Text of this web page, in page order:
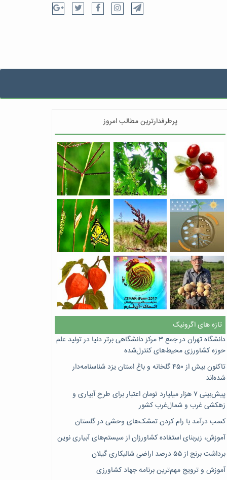
پرطرفدارترین مطالب امروز
تازه های اگرونیک
دانشگاه تهران در جمع ۳ مرکز دانشگاهی برتر دنیا در تولید علم
حوزه کشاورزی محیط‌های کنترل‌شده
تاکنون بیش از ۴۵۰ گلخانه و باغ استان یزد شناسنامه‌دار
شده‌اند
پیش‌بینی ۷‌ هزار میلیارد تومان اعتبار برای طرح آبیاری و
زهکشی غرب و شمال‌غرب کشور
کسب درآمد با رام کردن تمشک‌های وحشی در گلستان
آموزش، زیربنای استفاده کشاورزان از سیستم‌های آبیاری نوین
برداشت برنج از ۵۵ درصد اراضی شالیکاری گیلان
آموزش و ترویج مهم‌ترین برنامه جهاد کشاورزی